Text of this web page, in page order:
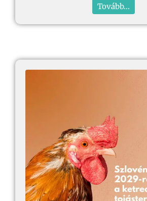
Tovább...